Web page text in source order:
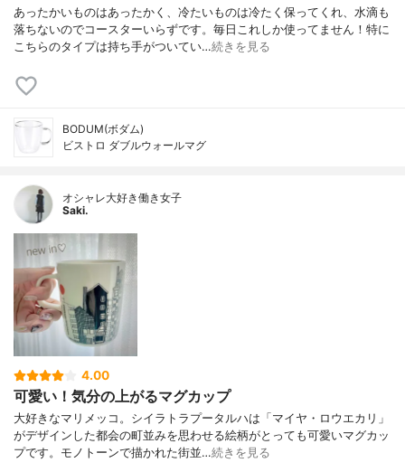
あったかいものはあったかく、冷たいものは冷たく保ってくれ、水滴も
落ちないのでコースターいらずです。毎日これしか使ってません！特に
こちらのタイプは持ち手がついてい…続きを見る
BODUM(ボダム)
ビストロ ダブルウォールマグ
オシャレ大好き働き女子
Saki.
4.00
可愛い！気分の上がるマグカップ
大好きなマリメッコ。シイラトラプータルハは「マイヤ・ロウエカリ」
がデザインした都会の町並みを思わせる絵柄がとっても可愛いマグカッ
プです。モノトーンで描かれた街並…続きを見る